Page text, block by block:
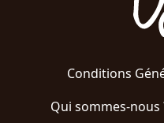
Conditions
Qui sommes-nous